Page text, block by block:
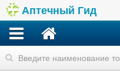
Аптечный Гид
Найти